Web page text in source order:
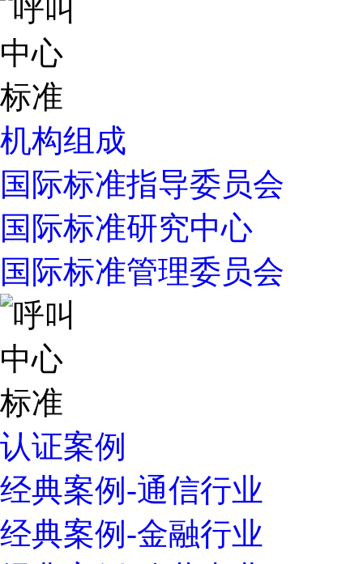
机构组成
国际标准指导委员会
国际标准研究中心
国际标准管理委员会
认证案例
经典案例-通信行业
经典案例-金融行业